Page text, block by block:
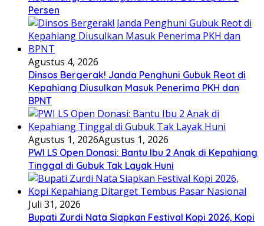
Persen
Agustus 4, 2026
Dinsos Bergerak! Janda Penghuni Gubuk Reot di
Kepahiang Diusulkan Masuk Penerima PKH dan
BPNT
Agustus 1, 2026Agustus 1, 2026
PWI LS Open Donasi: Bantu Ibu 2 Anak di Kepahiang
Tinggal di Gubuk Tak Layak Huni
Juli 31, 2026
Bupati Zurdi Nata Siapkan Festival Kopi 2026, Kopi